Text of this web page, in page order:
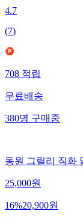
4.7
(7)
708 적립
무료배송
380명 구매중
동원 그릴리 직화
25,000원
16%20,900원